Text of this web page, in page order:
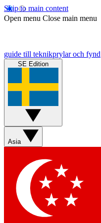
Skip to main content
Open menu Close main menu
guide till teknikprylar och fynd
SE Edition
Asia